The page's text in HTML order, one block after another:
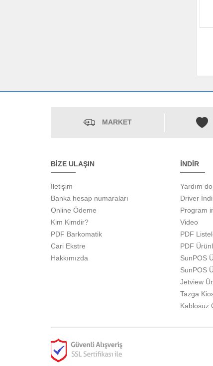
MARKET
BİZE ULAŞIN
İletişim
Banka hesap numaraları
Online Ödeme
Kim Kimdir?
PDF Barkomatik
Cari Ekstre
Hakkımızda
İNDİR
Yardım
Driver
Program
Video
PDF
PDF
SunPOS
SunPOS
Jetview
Tazga
Kablosuz